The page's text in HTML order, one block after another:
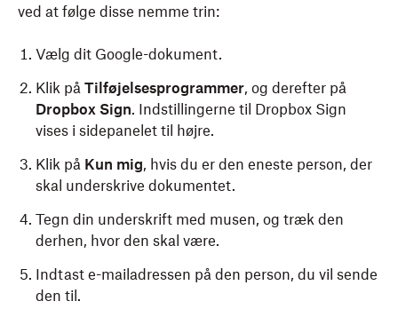
ved at følge disse nemme trin:
Vælg dit Google-dokument.
Klik på Tilføjelsesprogrammer, og derefter på
Dropbox Sign. Indstillingerne til Dropbox Sign
vises i sidepanelet til højre.
Klik på Kun mig, hvis du er den eneste person, der
skal underskrive dokumentet.
Tegn din underskrift med musen, og træk den
derhen, hvor den skal være.
Indtast e-mailadressen på den person, du vil sende
den til.